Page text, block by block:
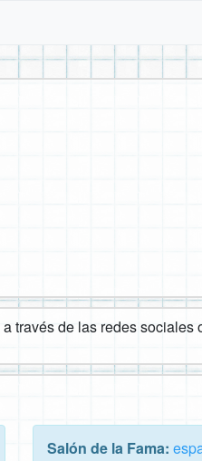
través de las redes sociales
Salón de la Fama: